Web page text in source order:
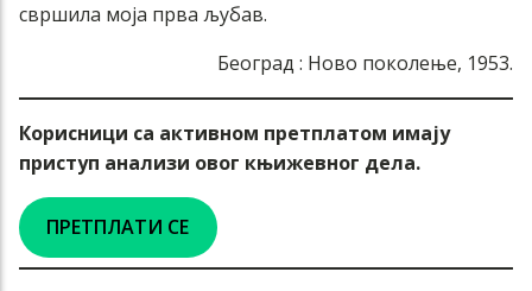
свршила моја прва љубав.
Београд : Ново поколење, 1953.
Корисници са активном претплатом имају
приступ анализи овог књижевног дела.
ПРЕТПЛАТИ СЕ